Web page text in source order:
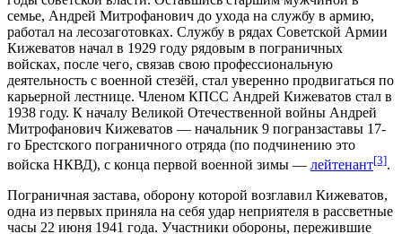
семье, Андрей Митрофанович до ухода на службу в армию,
работал на лесозаготовках. Службу в рядах Советской Армии
Кижеватов начал в 1929 году рядовым в пограничных
войсках, после чего, связав свою профессиональную
деятельность с военной стезёй, стал уверенно продвигаться по
карьерной лестнице. Членом КПСС Андрей Кижеватов стал в
1938 году. К началу Великой Отечественной войны Андрей
Митрофанович Кижеватов — начальник 9 погранзаставы 17-
го Брестского пограничного отряда (по подчинению это
войска НКВД), с конца первой военной зимы — лейтенант[3].
Пограничная застава, оборону которой возглавил Кижеватов,
одна из первых приняла на себя удар неприятеля в рассветные
часы 22 июня 1941 года. Участники обороны, пережившие